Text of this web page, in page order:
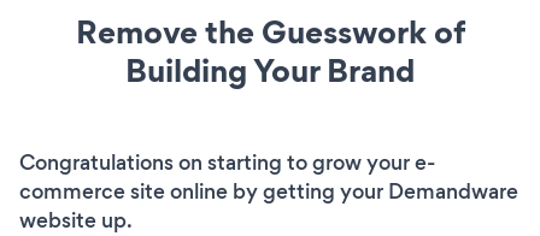
Remove the Guesswork of
Building Your Brand
Congratulations on starting to grow your e-
commerce site online by getting your Demandware
website up.